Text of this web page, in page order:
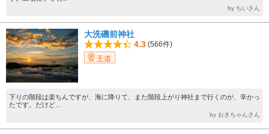
by ちいさん
大洗磯前神社
4.3 (566件)
王道
下りの階段は楽ちんですが、海に降りて、また階段上がり神社まで行くのが、辛かっ
たです。だけど...
by おきちゃんさん